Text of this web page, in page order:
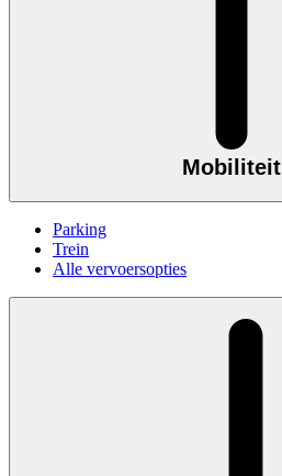
Mobiliteit
Parking
Trein
Alle vervoersopties